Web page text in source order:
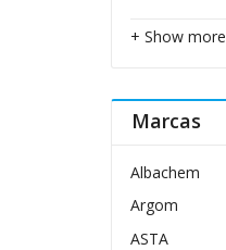
+ Show more
Marcas
Albachem
Argom
ASTA